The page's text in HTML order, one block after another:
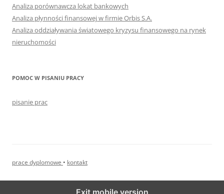
Analiza porównawcza lokat bankowych
Analiza płynności finansowej w firmie Orbis S.A.
Analiza oddziaływania światowego kryzysu finansowego na rynek
nieruchomości
POMOC W PISANIU PRACY
pisanie prac
prace dyplomowe • kontakt
Exit mobile version